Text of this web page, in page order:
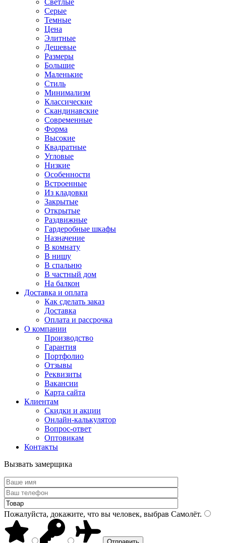
Светлые
Серые
Темные
Цена
Элитные
Дешевые
Размеры
Большие
Маленькие
Стиль
Минимализм
Классические
Скандинавские
Современные
Форма
Высокие
Квадратные
Угловые
Низкие
Особенности
Встроенные
Из кладовки
Закрытые
Открытые
Раздвижные
Гардеробные шкафы
Назначение
В комнату
В нишу
В спальню
В частный дом
На балкон
Доставка и оплата
Как сделать заказ
Доставка
Оплата и рассрочка
О компании
Производство
Гарантия
Портфолио
Отзывы
Реквизиты
Вакансии
Карта сайта
Клиентам
Скидки и акции
Онлайн-калькулятор
Вопрос-ответ
Оптовикам
Контакты
Вызвать замерщика
Пожалуйста, докажите, что вы человек, выбрав Самолёт.